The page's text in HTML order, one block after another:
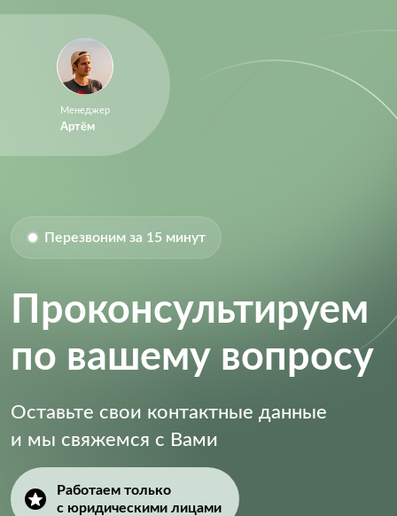
Supply Voltage (DC): 1.70V (min)
Supply Voltage (Max):
Supply Voltage (Min):
Менеджер
Артём
Перезвоним за 15 минут
Проконсультируем
по вашему вопросу
Оставьте свои контактные данные
и мы свяжемся с Вами
Работаем только
с юридическими лицами